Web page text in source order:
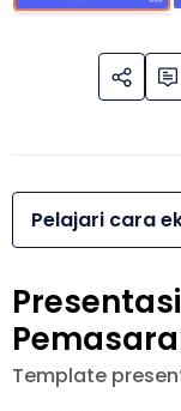
Pelajari cara
Template